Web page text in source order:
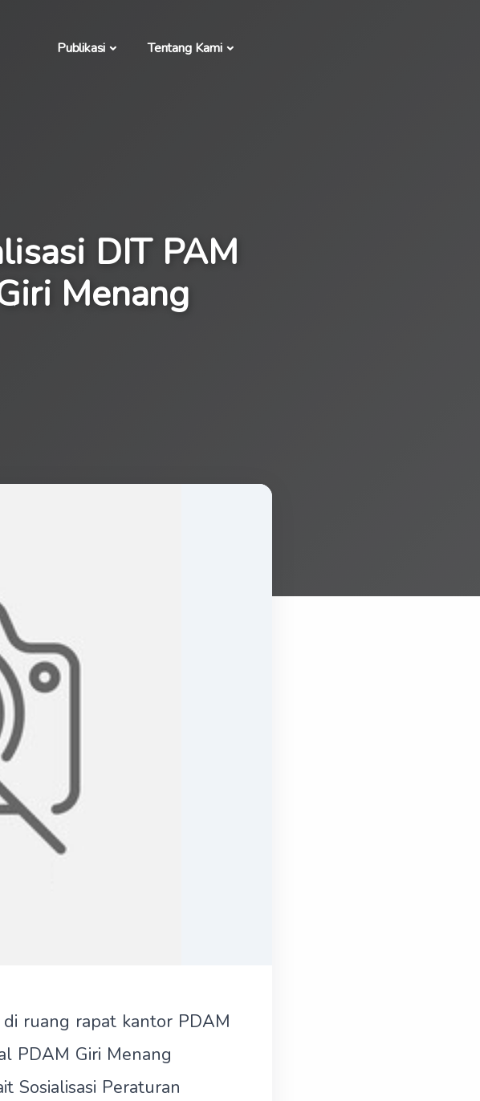
Publikasi Tentang Kami
DIT PAM
Menang
ruang rapat kantor PDAM
PDAM Giri Menang
Sosialisasi Peraturan